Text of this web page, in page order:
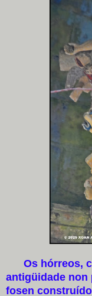
Os hórreos,
antigüidade non
fosen